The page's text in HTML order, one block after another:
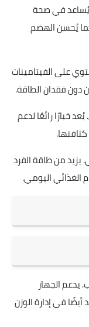
يُساعد في صحة
يُحسن الهضم
على الفيتامينات
دون فقدان الطاقة.
خيارًا رائعًا لدعم
من طاقة الفرد
اليومي.
الجهاز
في إدارة الوزن